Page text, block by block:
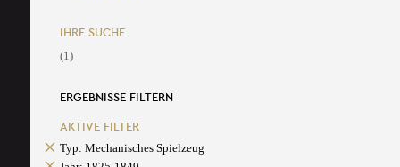
IHRE SUCHE
(1)
ERGEBNISSE FILTERN
AKTIVE FILTER
Typ: Mechanisches Spielzeug